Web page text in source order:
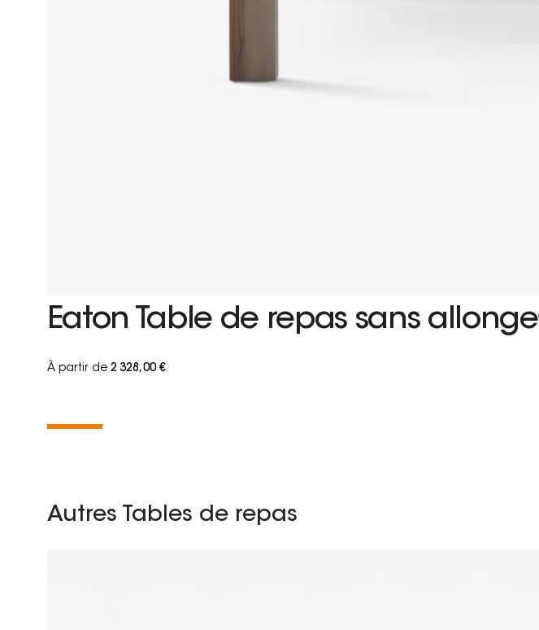
Eaton Table de repas sans allonge
À partir de2 328,00 €
Autres Tables de repas